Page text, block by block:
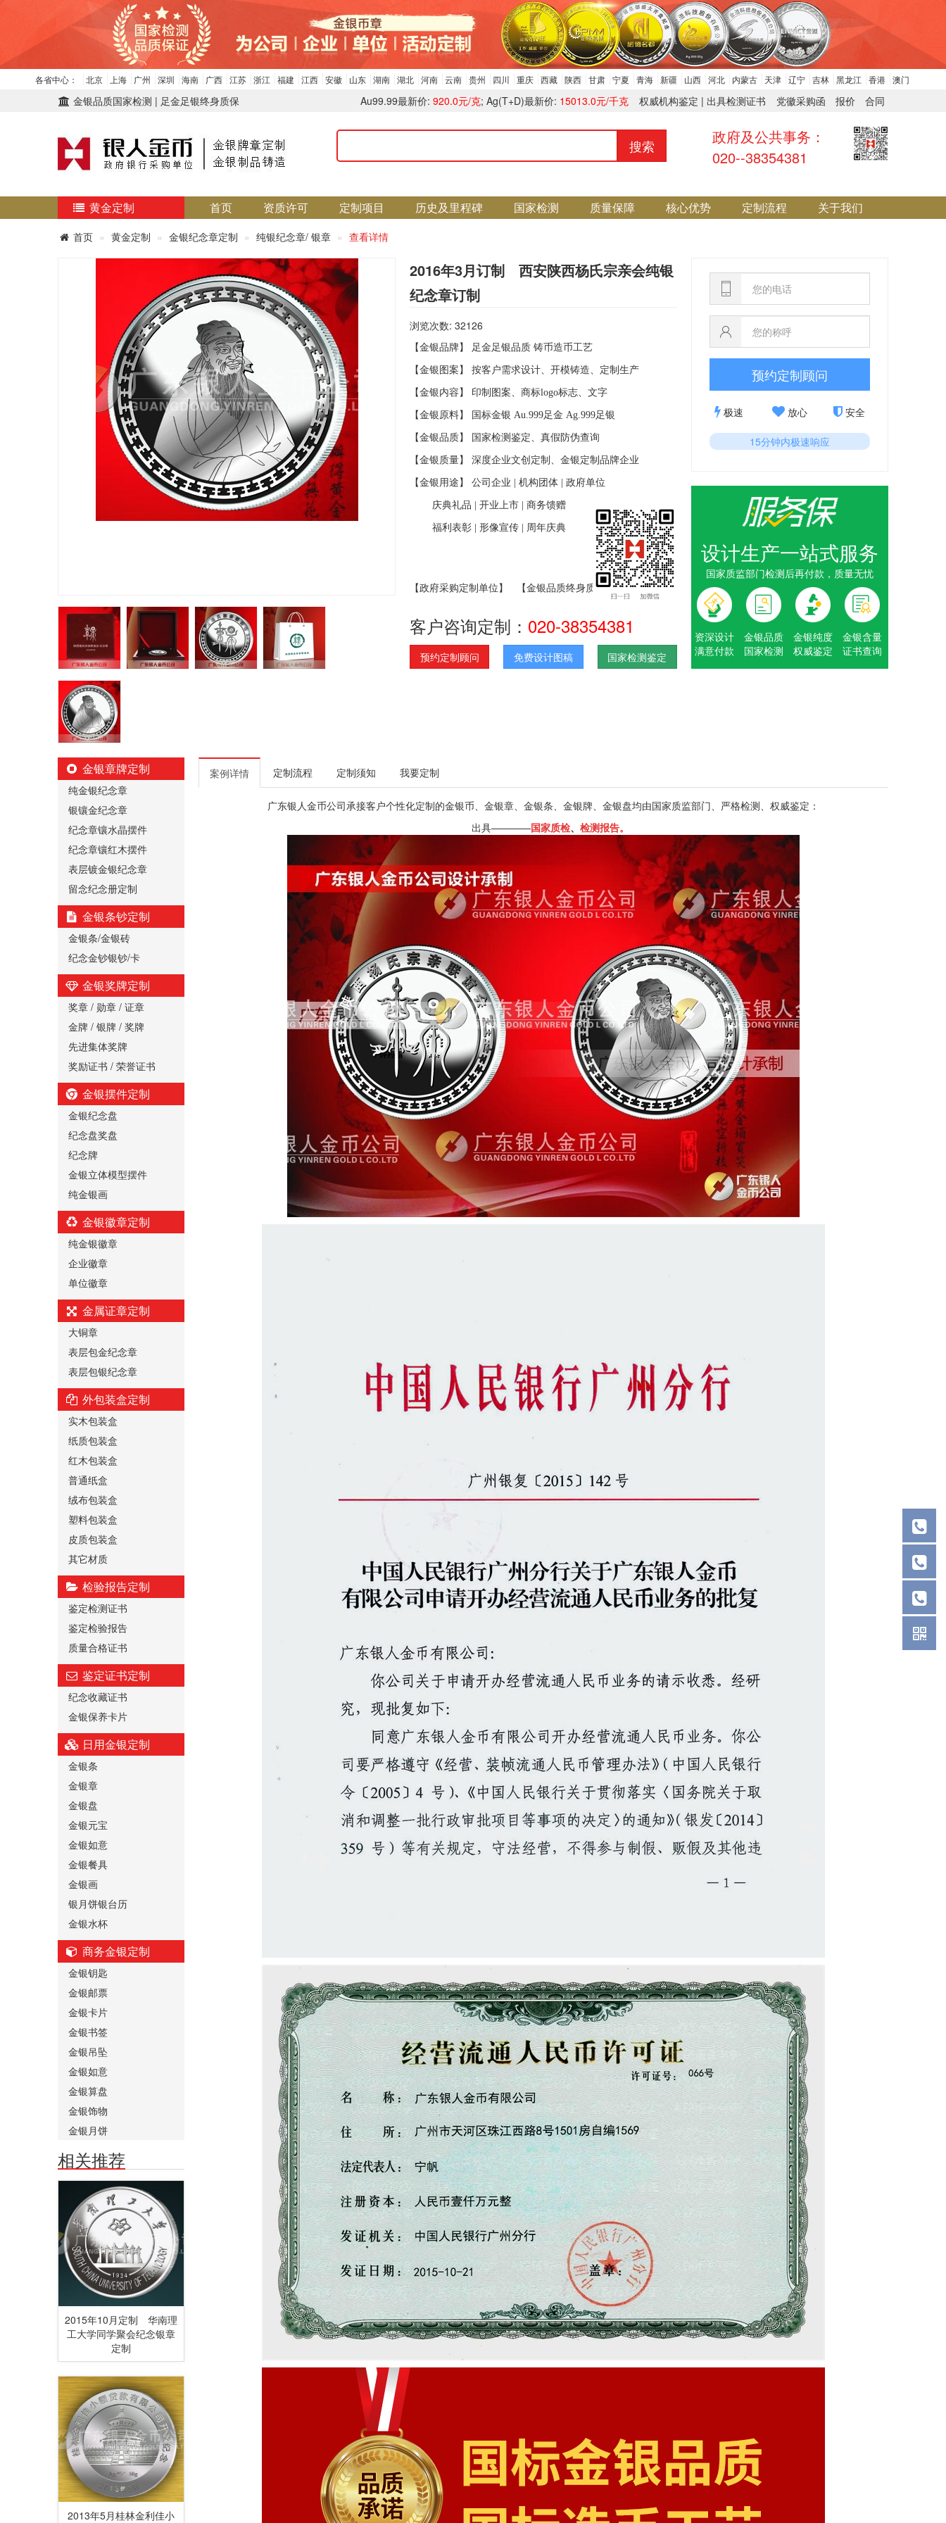
各省中心： 北京 上海 广州 深圳 海南 广西 江苏 浙江 福建 江西 安徽 山东 湖南 湖北 河南 云南 贵州 四川 重庆 西藏 陕西 甘肃 宁夏 青海 新疆 山西 河北 内蒙古 天津 辽宁 吉林 黑龙江 香港 澳门
金银品质国家检测 | 足金足银终身质保 党徽采购函 报价 合同
权威机构鉴定 | 出具检测证书
Au99.99最新价: 920.0元/克; Ag(T+D)最新价: 15013.0元/千克
搜索
政府及公共事务：
020--38354381
黄金定制 首页 资质许可 定制项目 历史及里程碑 国家检测 质量保障 核心优势 定制流程 关于我们
首页 黄金定制 金银纪念章定制 纯银纪念章/ 银章 查看详情
2016年3月订制 西安陕西杨氏宗亲会纯银
纪念章订制
浏览次数: 32126
【金银品牌】 足金足银品质 铸币造币工艺
【金银图案】 按客户需求设计、开模铸造、定制生产
【金银内容】 印制图案、商标logo标志、文字
【金银原料】 国标金银 Au.999足金 Ag.999足银
【金银品质】 国家检测鉴定、真假防伪查询
【金银质量】 深度企业文创定制、金银定制品牌企业
【金银用途】 公司企业 机构团体 政府单位
庆典礼品 开业上市 商务馈赠
福利表彰 形像宣传 周年庆典
【政府采购定制单位】 【金银品质终身质保】
客户咨询定制： 020-38354381
预约定制顾问 免费设计图稿 国家检测鉴定
预约定制顾问
极速 放心 安全
15分钟内极速响应
设计生产一站式服务
国家质监部门检测后再付款，质量无忧
资深设计
满意付款
金银品质
国家检测
金银纯度
权威鉴定
金银含量
证书查询
金银章牌定制
纯金银纪念章
银镶金纪念章
纪念章镶水晶摆件
纪念章镶红木摆件
表层镀金银纪念章
留念纪念册定制
金银条钞定制
金银条/金银砖
纪念金钞银钞/卡
金银奖牌定制
奖章 / 勋章 / 证章
金牌 / 银牌 / 奖牌
先进集体奖牌
奖励证书 / 荣誉证书
金银摆件定制
金银纪念盘
纪念盘奖盘
纪念牌
金银立体模型摆件
纯金银画
金银徽章定制
纯金银徽章
企业徽章
单位徽章
金属证章定制
大铜章
表层包金纪念章
表层包银纪念章
外包装盒定制
实木包装盒
纸质包装盒
红木包装盒
普通纸盒
绒布包装盒
塑料包装盒
皮质包装盒
其它材质
检验报告定制
鉴定检测证书
鉴定检验报告
质量合格证书
鉴定证书定制
纪念收藏证书
金银保养卡片
日用金银定制
金银条
金银章
金银盘
金银元宝
金银如意
金银餐具
金银画
银月饼银台历
金银水杯
商务金银定制
金银钥匙
金银邮票
金银卡片
金银书签
金银吊坠
金银如意
金银算盘
金银饰物
金银月饼
相关推荐
2015年10月定制 华南理
工大学同学聚会纪念银章
定制
2013年5月桂林金利佳小
案例详情 定制流程 定制须知 我要定制
广东银人金币公司承接客户个性化定制的金银币、金银章、金银条、金银牌、金银盘均由国家质监部门、严格检测、权威鉴定：
出具————国家质检、 检测报告。